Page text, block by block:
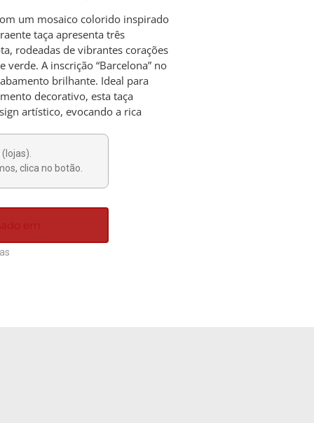
um mosaico colorido inspirado
taça apresenta três
rodeadas de vibrantes corações
verde. A inscrição “Barcelona” no
brilhante. Ideal para
decorativo, esta taça
artístico, evocando a rica
clica no botão.
em